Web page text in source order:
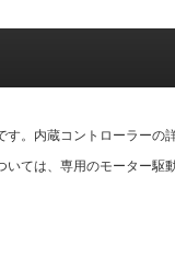
。内蔵コントローラーの詳
ては、専用のモーター